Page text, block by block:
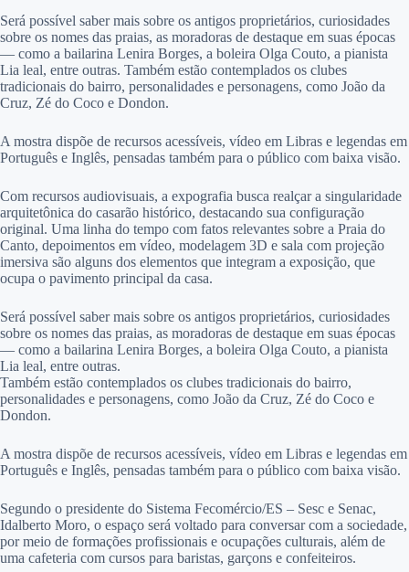
Será possível saber mais sobre os antigos proprietários, curiosidades
sobre os nomes das praias, as moradoras de destaque em suas épocas
— como a bailarina Lenira Borges, a boleira Olga Couto, a pianista
Lia leal, entre outras. Também estão contemplados os clubes
tradicionais do bairro, personalidades e personagens, como João da
Cruz, Zé do Coco e Dondon.
A mostra dispõe de recursos acessíveis, vídeo em Libras e legendas em
Português e Inglês, pensadas também para o público com baixa visão.
Com recursos audiovisuais, a expografia busca realçar a singularidade
arquitetônica do casarão histórico, destacando sua configuração
original. Uma linha do tempo com fatos relevantes sobre a Praia do
Canto, depoimentos em vídeo, modelagem 3D e sala com projeção
imersiva são alguns dos elementos que integram a exposição, que
ocupa o pavimento principal da casa.
Será possível saber mais sobre os antigos proprietários, curiosidades
sobre os nomes das praias, as moradoras de destaque em suas épocas
— como a bailarina Lenira Borges, a boleira Olga Couto, a pianista
Lia leal, entre outras.
Também estão contemplados os clubes tradicionais do bairro,
personalidades e personagens, como João da Cruz, Zé do Coco e
Dondon.
A mostra dispõe de recursos acessíveis, vídeo em Libras e legendas em
Português e Inglês, pensadas também para o público com baixa visão.
Segundo o presidente do Sistema Fecomércio/ES – Sesc e Senac,
Idalberto Moro, o espaço será voltado para conversar com a sociedade,
por meio de formações profissionais e ocupações culturais, além de
uma cafeteria com cursos para baristas, garçons e confeiteiros.